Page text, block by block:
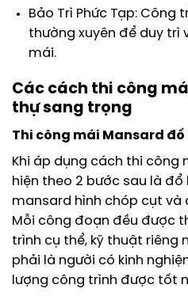
Bảo Trì Phức Tạp: Công
thường xuyên để duy trì
mái.
Các cách thi công
thự sang trọng
Thi công mái Mansard
Khi áp dụng cách thi công
hiện theo 2 bước sau là
mansard hình chóp cụt và
Mỗi công đoạn đều được
trình cụ thể, kỹ thuật riêng
phải là người có kinh
lượng công trình được tốt